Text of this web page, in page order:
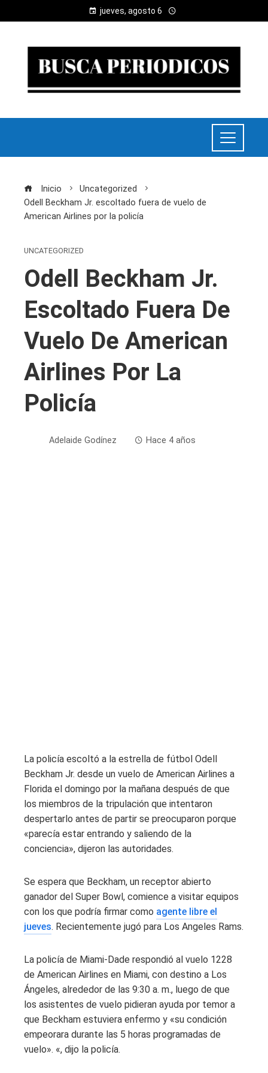
jueves, agosto 6
Inicio
Uncategorized
Odell Beckham Jr. escoltado fuera de vuelo de
American Airlines por la policía
UNCATEGORIZED
Odell Beckham Jr.
Escoltado Fuera De
Vuelo De American
Airlines Por La
Policía
Adelaide Godínez Hace 4 años
La policía escoltó a la estrella de fútbol Odell
Beckham Jr. desde un vuelo de American Airlines a
Florida el domingo por la mañana después de que
los miembros de la tripulación que intentaron
despertarlo antes de partir se preocuparon porque
«parecía estar entrando y saliendo de la
conciencia», dijeron las autoridades.
Se espera que Beckham, un receptor abierto
ganador del Super Bowl, comience a visitar equipos
con los que podría firmar como agente libre el
jueves. Recientemente jugó para Los Angeles Rams.
La policía de Miami-Dade respondió al vuelo 1228
de American Airlines en Miami, con destino a Los
Ángeles, alrededor de las 9:30 a. m., luego de que
los asistentes de vuelo pidieran ayuda por temor a
que Beckham estuviera enfermo y «su condición
empeorara durante las 5 horas programadas de
vuelo». «, dijo la policía.